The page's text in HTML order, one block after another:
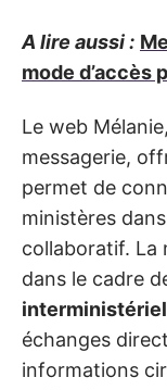
A lire aussi :
mode d’accès
Le web
messagerie,
permet de
ministères
collaboratif. La
dans le cadre
échanges
informations